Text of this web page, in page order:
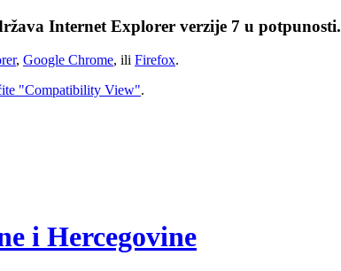
Internet Explorer verzije 7 u potpunosti.
, Google Chrome, ili Firefox.
"Compatibility View".
i Hercegovine